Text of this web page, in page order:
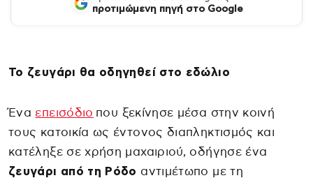
προτιμώμενη πηγή στο Google
Το ζευγάρι θα οδηγηθεί στο εδώλιο
Ένα επεισόδιο που ξεκίνησε μέσα στην κοινή
τους κατοικία ως έντονος διαπληκτισμός και
κατέληξε σε χρήση μαχαιριού, οδήγησε ένα
ζευγάρι από τη Ρόδο αντιμέτωπο με τη